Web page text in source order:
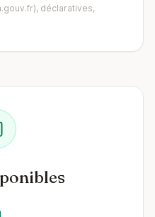
déclaratives,